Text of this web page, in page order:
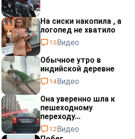
На сиски накопила , а
логопед не хватило
15Видео
Обычное утро в
индийской деревне
14Видео
Она уверенно шла к
пешеходному
переходу...
12Видео